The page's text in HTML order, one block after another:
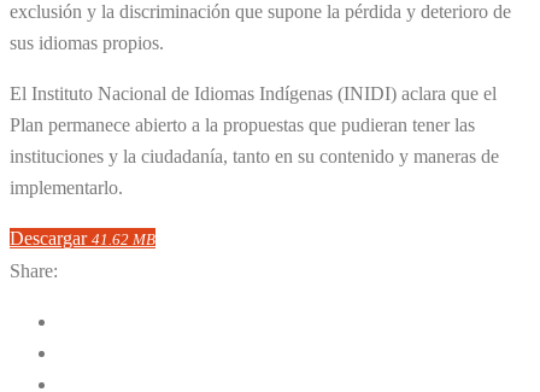
exclusión y la discriminación que supone la pérdida y deterioro de
sus idiomas propios.
El Instituto Nacional de Idiomas Indígenas (INIDI) aclara que el
Plan permanece abierto a la propuestas que pudieran tener las
instituciones y la ciudadanía, tanto en su contenido y maneras de
implementarlo.
Descargar 41.62 MB
Share: